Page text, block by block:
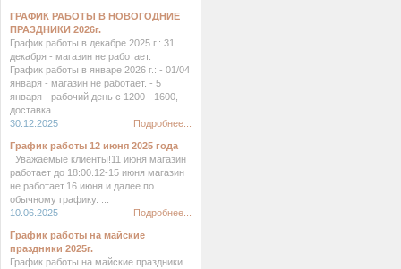
ГРАФИК РАБОТЫ В НОВОГОДНИЕ
ПРАЗДНИКИ 2026г.
График работы в декабре 2025 г.: 31
декабря - магазин не работает.
График работы в январе 2026 г.: - 01/04
января - магазин не работает. - 5
января - рабочий день с 1200 - 1600,
доставка ...
30.12.2025
Подробнее...
График работы 12 июня 2025 года
Уважаемые клиенты!11 июня магазин
работает до 18:00.12-15 июня магазин
не работает.16 июня и далее по
обычному графику. ...
10.06.2025
Подробнее...
График работы на майские
праздники 2025г.
График работы на майские праздники